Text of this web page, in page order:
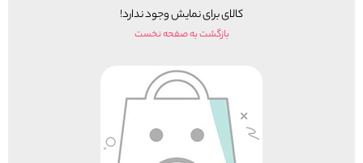
کالای برای نمایش وجود ندارد!
بازگشت به صفحه نخست